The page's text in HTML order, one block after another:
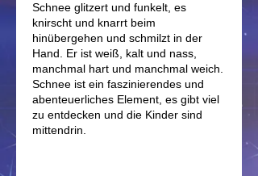
Schnee glitzert und funkelt, es
knirscht und knarrt beim
hinübergehen und schmilzt in der
Hand. Er ist weiß, kalt und nass,
manchmal hart und manchmal weich.
Schnee ist ein faszinierendes und
abenteuerliches Element, es gibt viel
zu entdecken und die Kinder sind
mittendrin.